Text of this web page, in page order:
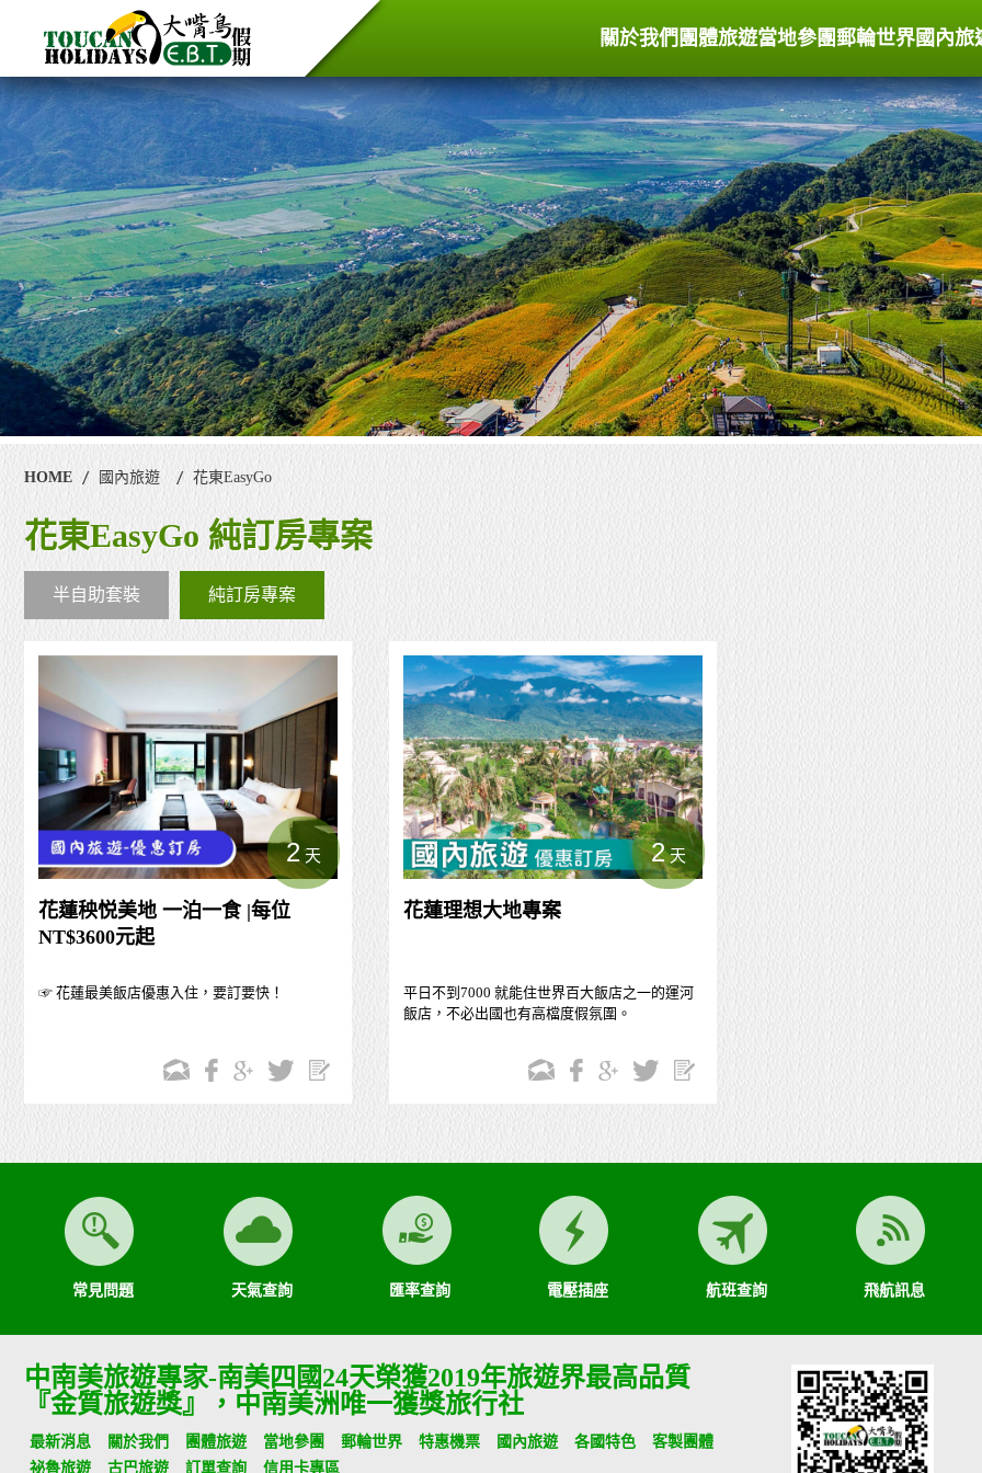
關於我們 團體旅遊當地參團 郵輪世界國內旅
HOME 國內旅遊 花東EasyGo
花東EasyGo 純訂房專案
半自助套裝 純訂房專案
2 天
花蓮秧悦美地 一泊一食 |每位
NT$3600元起
☞ 花蓮最美飯店優惠入住，要訂要快！
2天
花蓮理想大地專案
平日不到7000 就能住世界百大飯店之一的運河
飯店，不必出國也有高檔度假氛圍。
常見問題 天氣查詢 匯率查詢 電壓插座 航班查詢 飛航訊息
中南美旅遊專家-南美四國24天榮獲2019年旅遊界最高品質
『金質旅遊獎』，中南美洲唯一獲獎旅行社
最新消息 關於我們 團體旅遊 當地參團 郵輪世界 特惠機票 國內旅遊 各國特色
客製團體
祕魯旅遊
古巴旅遊 訂單查詢 信用卡專區